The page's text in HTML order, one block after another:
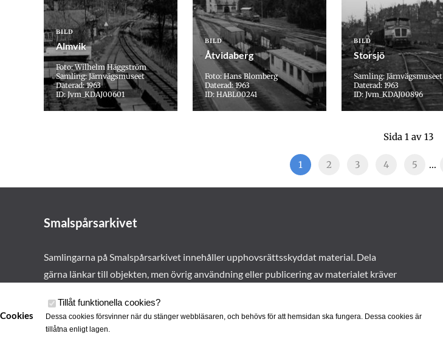
BILD
Almvik
Foto: Wilhelm Häggström
Samling: Järnvägsmuseet
Daterad: 1963
ID: Jvm_KDAJ00601
BILD
Åtvidaberg
Foto: Hans Blomberg
Daterad: 1963
ID: HABL00241
BILD
Storsjö
Samling: Järnvägsmuseet
Daterad: 1963
ID: Jvm_KDAJ00896
Sida 1 av 13
1 2 3 4 5 ...
Smalspårsarkivet
Samlingarna på Smalspårsarkivet innehåller upphovsrättsskyddat material. Dela
gärna länkar till objekten, men övrig användning eller publicering av materialet kräver
Cookies
Tillåt funktionella cookies?
Dessa cookies försvinner när du stänger webbläsaren, och behövs för att hemsidan ska fungera. Dessa cookies är
tillåtna enligt lagen.